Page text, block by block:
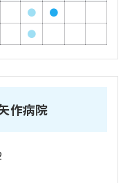
●
●
●
作病院